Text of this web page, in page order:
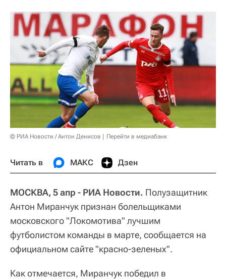
© РИА Новости / Антон Денисов Перейти в медиабанк
Читать в МАКС Дзен
МОСКВА, 5 апр - РИА Новости. Полузащитник
Антон Миранчук признан болельщиками
московского "Локомотива" лучшим
футболистом команды в марте, сообщается на
официальном сайте "красно-зеленых".
Как отмечается, Миранчук победил в